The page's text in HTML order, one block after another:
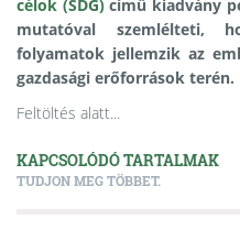
célok (SDG)című kiadvány
mutatóval szemlélteti,
folyamatok jellemzik az
gazdasági erőforrások terén.
Feltöltés alatt...
KAPCSOLÓDÓ TARTALMAK
TUDJON MEG TÖBBET.